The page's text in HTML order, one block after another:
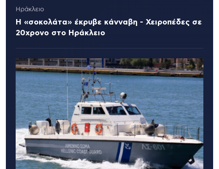
Ηράκλειο
Η «σοκολάτα» έκρυβε κάνναβη - Χειροπέδες σε
20χρονο στο Ηράκλειο